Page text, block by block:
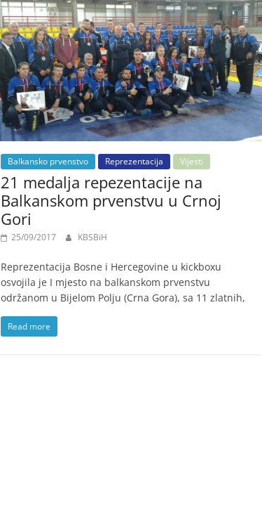
Balkansko prvenstvo Reprezentacija Vijesti
21 medalja repezentacije na
Balkanskom prvenstvu u Crnoj
Gori
25/09/2017 KBSBiH
Reprezentacija Bosne i Hercegovine u kickboxu
osvojila je I mjesto na balkanskom prvenstvu
održanom u Bijelom Polju (Crna Gora), sa 11 zlatnih,
Read more